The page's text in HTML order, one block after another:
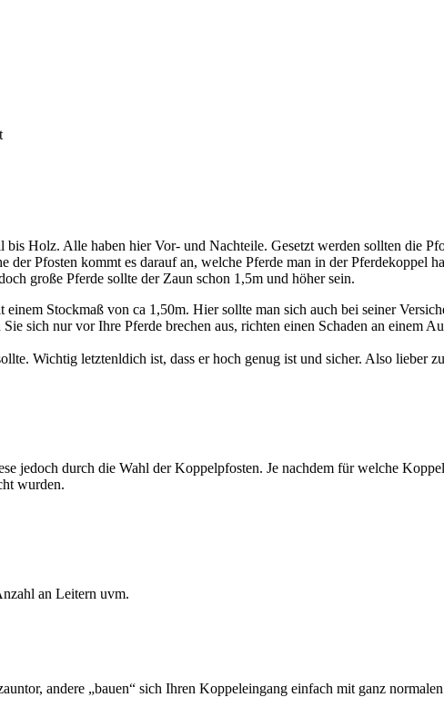
Holz. Alle haben hier Vor- und Nachteile. Gesetzt werden sollten die
Pfosten kommt es darauf an, welche Pferde man in der Pferdekoppel
große Pferde sollte der Zaun schon 1,5m und höher sein.
Stockmaß von ca 1,50m. Hier sollte man sich auch bei seiner
sich nur vor Ihre Pferde brechen aus, richten einen Schaden an einem
Wichtig letztenldich ist, dass er hoch genug ist und sicher. Also lieber
jedoch durch die Wahl der Koppelpfosten. Je nachdem für welche
wurden.
an Leitern uvm.
andere „bauen“ sich Ihren Koppeleingang einfach mit ganz